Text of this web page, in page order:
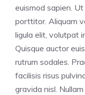
euismod sapien.
porttitor. Aliquam
ligula elit, volutpat
Quisque auctor
rutrum sodales.
facilisis risus
gravida nisl.